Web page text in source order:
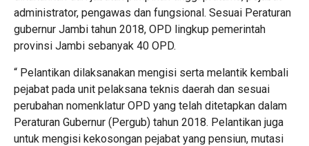
administrator, pengawas dan fungsional. Sesuai Peraturan
gubernur Jambi tahun 2018, OPD lingkup pemerintah
provinsi Jambi sebanyak 40 OPD.
“ Pelantikan dilaksanakan mengisi serta melantik kembali
pejabat pada unit pelaksana teknis daerah dan sesuai
perubahan nomenklatur OPD yang telah ditetapkan dalam
Peraturan Gubernur (Pergub) tahun 2018. Pelantikan juga
untuk mengisi kekosongan pejabat yang pensiun, mutasi